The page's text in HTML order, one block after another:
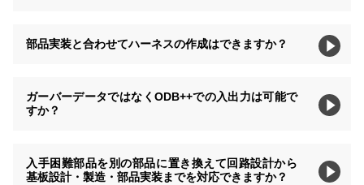
部品実装と合わせてハーネスの作成はできますか？
ガーバーデータではなくODB++での入出力は可能で
すか？
入手困難部品を別の部品に置き換えて回路設計から
基板設計・製造・部品実装までを対応できますか？